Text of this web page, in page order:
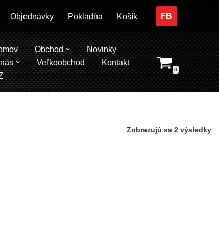
Objednávky Pokladňa Košík FB
Obchod
Novinky
Veľkoobchod
Kontakt
0
Zobrazujú sa 2 výsledky